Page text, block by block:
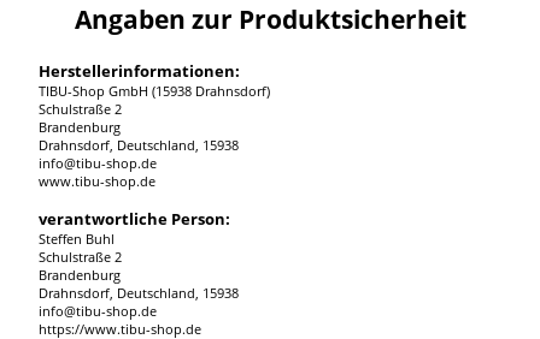
Angaben zur Produktsicherheit
Herstellerinformationen:
TIBU-Shop GmbH (15938 Drahnsdorf)
Schulstraße 2
Brandenburg
Drahnsdorf, Deutschland, 15938
info@tibu-shop.de
www.tibu-shop.de
verantwortliche Person:
Steffen Buhl
Schulstraße 2
Brandenburg
Drahnsdorf, Deutschland, 15938
info@tibu-shop.de
https://www.tibu-shop.de